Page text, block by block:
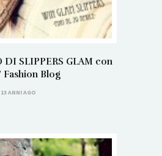
DI SLIPPERS GLAM con
Fashion Blog
13 ANNI AGO